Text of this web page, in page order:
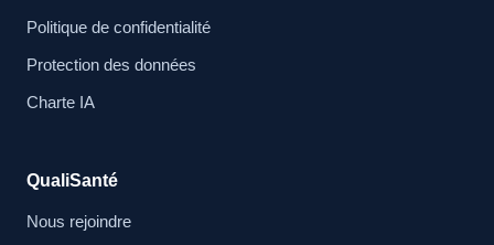
Politique de confidentialité
Protection des données
Charte IA
QualiSanté
Nous rejoindre